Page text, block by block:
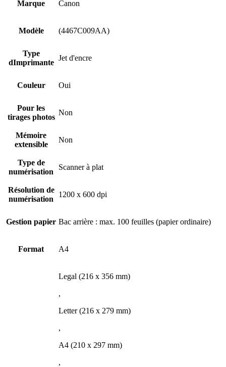
Marque Canon
Modèle (4467C009AA)
Type
dImprimante
Jet d'encre
Couleur Oui
Pour les
tirages photos
Non
Mémoire
extensible
Non
Type de
numérisation
Scanner à plat
Résolution de
numérisation
1200 x 600 dpi
Gestion papier Bac arrière : max. 100 feuilles (papier ordinaire)
Format A4
Legal (216 x 356 mm)
,
Letter (216 x 279 mm)
,
A4 (210 x 297 mm)
,